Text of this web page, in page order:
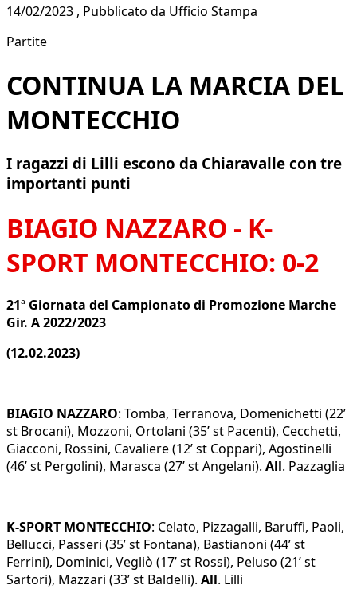
14/02/2023 , Pubblicato da Ufficio Stampa
Partite
CONTINUA LA MARCIA DEL
MONTECCHIO
I ragazzi di Lilli escono da Chiaravalle con tre
importanti punti
BIAGIO NAZZARO - K-
SPORT MONTECCHIO: 0-2
21ª Giornata del Campionato di Promozione Marche
Gir. A 2022/2023
(12.02.2023)
BIAGIO NAZZARO: Tomba, Terranova, Domenichetti (22’
st Brocani), Mozzoni, Ortolani (35’ st Pacenti), Cecchetti,
Giacconi, Rossini, Cavaliere (12’ st Coppari), Agostinelli
(46’ st Pergolini), Marasca (27’ st Angelani). All. Pazzaglia
K-SPORT MONTECCHIO: Celato, Pizzagalli, Baruffi, Paoli,
Bellucci, Passeri (35’ st Fontana), Bastianoni (44’ st
Ferrini), Dominici, Vegliò (17’ st Rossi), Peluso (21’ st
Sartori), Mazzari (33’ st Baldelli). All. Lilli